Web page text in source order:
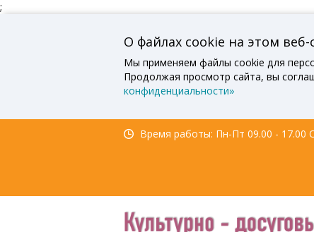
;
О файлах cookie на этом веб-
Мы применяем файлы cookie для
Продолжая просмотр сайта, вы
конфиденциальности»
Время работы: Пн-Пт 09.00 - 17.00